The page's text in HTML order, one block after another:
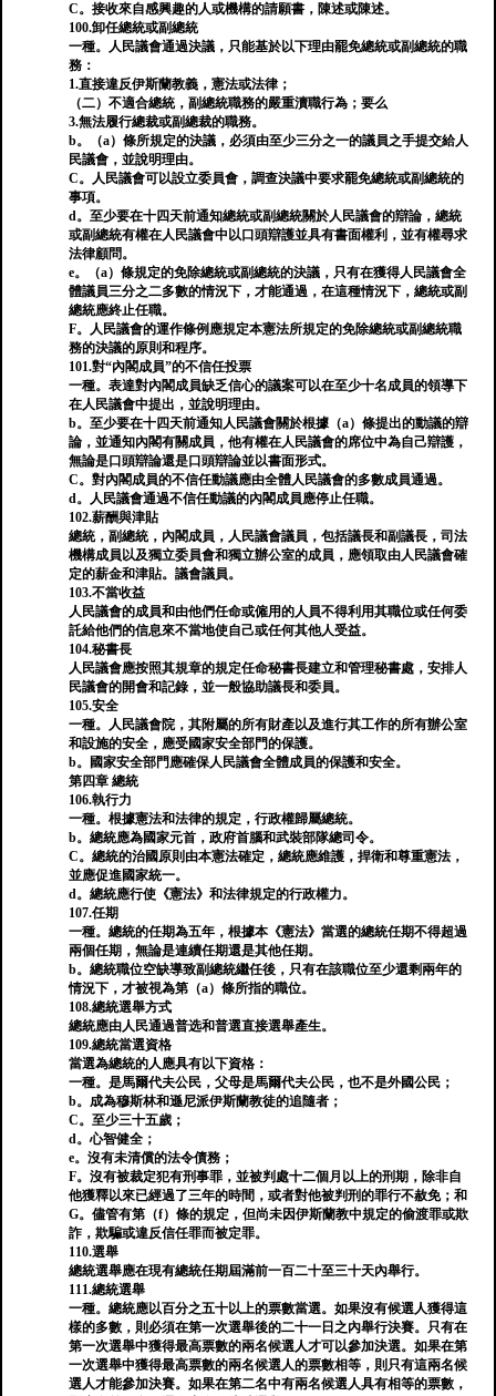
C。接收來自感興趣的人或機構的請願書，陳述或陳述。
100.卸任總統或副總統
一種。人民議會通過決議，只能基於以下理由罷免總統或副總統的職
務：
1.直接違反伊斯蘭教義，憲法或法律；
（二）不適合總統，副總統職務的嚴重瀆職行為；要么
3.無法履行總裁或副總裁的職務。
b。（a）條所規定的決議，必須由至少三分之一的議員之手提交給人
民議會，並說明理由。
C。人民議會可以設立委員會，調查決議中要求罷免總統或副總統的
事項。
d。至少要在十四天前通知總統或副總統關於人民議會的辯論，總統
或副總統有權在人民議會中以口頭辯護並具有書面權利，並有權尋求
法律顧問。
e。（a）條規定的免除總統或副總統的決議，只有在獲得人民議會全
體議員三分之二多數的情況下，才能通過，在這種情況下，總統或副
總統應終止任職。
F。人民議會的運作條例應規定本憲法所規定的免除總統或副總統職
務的決議的原則和程序。
101.對“內閣成員”的不信任投票
一種。表達對內閣成員缺乏信心的議案可以在至少十名成員的領導下
在人民議會中提出，並說明理由。
b。至少要在十四天前通知人民議會關於根據（a）條提出的動議的辯
論，並通知內閣有關成員，他有權在人民議會的席位中為自己辯護，
無論是口頭辯論還是口頭辯論並以書面形式。
C。對內閣成員的不信任動議應由全體人民議會的多數成員通過。
d。人民議會通過不信任動議的內閣成員應停止任職。
102.薪酬與津貼
總統，副總統，內閣成員，人民議會議員，包括議長和副議長，司法
機構成員以及獨立委員會和獨立辦公室的成員，應領取由人民議會確
定的薪金和津貼。議會議員。
103.不當收益
人民議會的成員和由他們任命或僱用的人員不得利用其職位或任何委
託給他們的信息來不當地使自己或任何其他人受益。
104.秘書長
人民議會應按照其規章的規定任命秘書長建立和管理秘書處，安排人
民議會的開會和記錄，並一般協助議長和委員。
105.安全
一種。人民議會院，其附屬的所有財產以及進行其工作的所有辦公室
和設施的安全，應受國家安全部門的保護。
b。國家安全部門應確保人民議會全體成員的保護和安全。
第四章 總統
106.執行力
一種。根據憲法和法律的規定，行政權歸屬總統。
b。總統應為國家元首，政府首腦和武裝部隊總司令。
C。總統的治國原則由本憲法確定，總統應維護，捍衛和尊重憲法，
並應促進國家統一。
d。總統應行使《憲法》和法律規定的行政權力。
107.任期
一種。總統的任期為五年，根據本《憲法》當選的總統任期不得超過
兩個任期，無論是連續任期還是其他任期。
b。總統職位空缺導致副總統繼任後，只有在該職位至少還剩兩年的
情況下，才被視為第（a）條所指的職位。
108.總統選舉方式
總統應由人民通過普选和普選直接選舉產生。
109.總統當選資格
當選為總統的人應具有以下資格：
一種。是馬爾代夫公民，父母是馬爾代夫公民，也不是外國公民；
b。成為穆斯林和遜尼派伊斯蘭教徒的追隨者；
C。至少三十五歲；
d。心智健全；
e。沒有未清償的法令債務；
F。沒有被裁定犯有刑事罪，並被判處十二個月以上的刑期，除非自
他獲釋以來已經過了三年的時間，或者對他被判刑的罪行不赦免；和
G。儘管有第（f）條的規定，但尚未因伊斯蘭教中規定的偷渡罪或欺
詐，欺騙或違反信任罪而被定罪。
110.選舉
總統選舉應在現有總統任期屆滿前一百二十至三十天內舉行。
111.總統選舉
一種。總統應以百分之五十以上的票數當選。如果沒有候選人獲得這
樣的多數，則必須在第一次選舉後的二十一日之內舉行決賽。只有在
第一次選舉中獲得最高票數的兩名候選人才可以參加決選。如果在第
一次選舉中獲得最高票數的兩名候選人的票數相等，則只有這兩名候
選人才能參加決賽。如果在第二名中有兩名候選人具有相等的票數，